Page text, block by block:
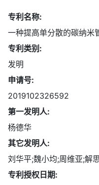
专利名称:
一种提高单分散的碳纳米
专利类别:
发明
申请号:
2019102326592
第一发明人:
杨德华
其它发明人:
刘华平;魏小均;周维亚;解
专利授权日期: